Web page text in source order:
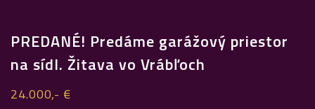
PREDANÉ! Predáme garážový priestor
na sídl. Žitava vo Vrábľoch
24.000,- €